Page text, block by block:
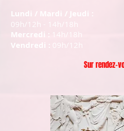
Lundi / Mardi / Jeudi :
09h/12h - 14h/18h
Mercredi : 14h/18h
Vendredi : 09h/12h
Sur rendez-